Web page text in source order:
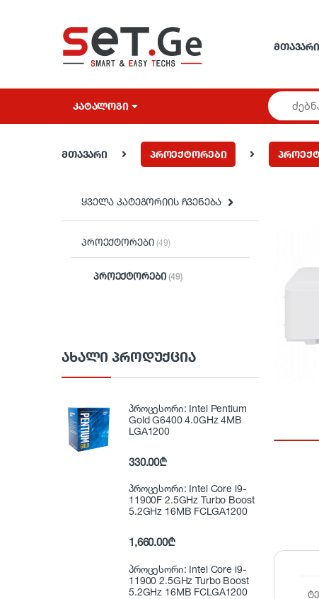
ᲛᲗᲐᲕᲐᲠᲘ
ᲙᲐᲢᲐᲚᲝᲒᲘ
მთავარი პროექტორები
ყველა კატეგორიის ჩვენება
პროექტორები(49)
პროექტორები(49)
ᲐᲮᲐᲚᲘ ᲞᲠᲝᲓᲣᲥᲪᲘᲐ
პროცესორი: Intel Pentium
Gold G6400 4.0GHz 4MB
LGA1200
330.00₾
პროცესორი: Intel Core i9-
11900F 2.5GHz Turbo Boost
5.2GHz 16MB FCLGA1200
1,660.00₾
პროცესორი: Intel Core i9-
11900 2.5GHz Turbo Boost
5.2GHz 16MB FCLGA1200